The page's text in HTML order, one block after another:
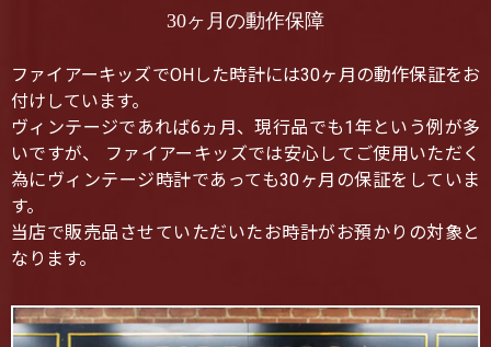
30ヶ月の動作保障
ファイアーキッズでOHした時計には30ヶ月の動作保証をお
付けしています。
ヴィンテージであれば6ヵ月、現行品でも1年という例が多
いですが、 ファイアーキッズでは安心してご使用いただく
為にヴィンテージ時計であっても30ヶ月の保証をしていま
す。
当店で販売品させていただいたお時計がお預かりの対象と
なります。